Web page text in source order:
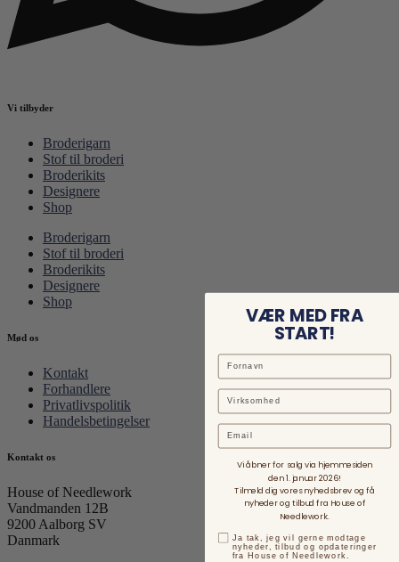
Vi tilbyder
Broderigarn
Stof til broderi
Broderikits
Designere
Shop
Broderigarn
Stof til broderi
Broderikits
Designere
Shop
Mød os
Kontakt
Forhandlere
Privatlivspolitik
Handelsbetingelser
Kontakt os
House of Needlework
Vandmanden 12B
9200 Aalborg SV
Danmark
VÆR MED FRA
START!
Email
Vi åbner for salg via hjemmesiden
den 1. januar 2026!
Tilmeld dig vores nyhedsbrev og få
nyheder og tilbud fra House of
Needlework.
Ja tak, jeg vil gerne modtage
nyheder, tilbud og opdateringer
fra House of Needlework.